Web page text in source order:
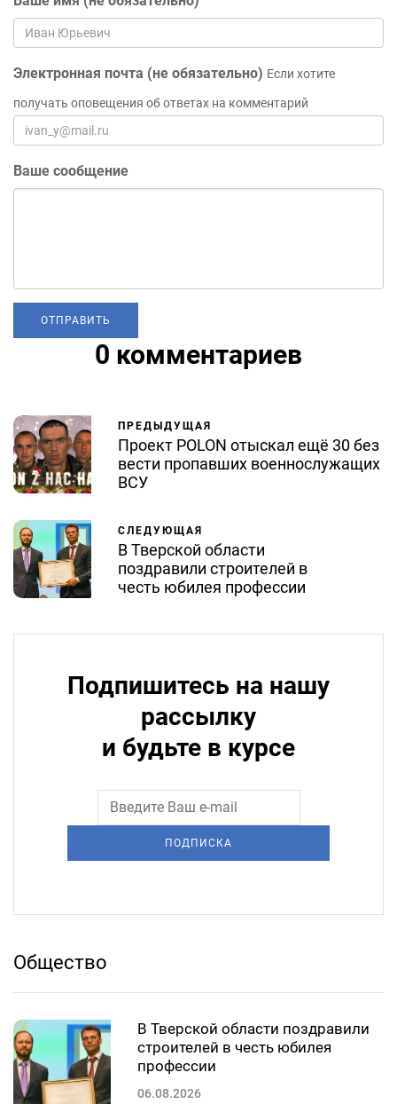
Электронная почта (не обязательно) Если хотите
получать оповещения об ответах на комментарий
Ваше сообщение
0 комментариев
ПРЕДЫДУЩАЯ
Проект POLON отыскал ещё 30 без
вести пропавших военнослужащих
ВСУ
СЛЕДУЮЩАЯ
В Тверской области
поздравили строителей в
честь юбилея профессии
Подпишитесь на нашу
рассылку
и будьте в курсе
ПОДПИСКА
Общество
В Тверской области поздравили
строителей в честь юбилея
профессии
06.08.2026